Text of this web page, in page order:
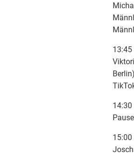
Berlin)
Pause